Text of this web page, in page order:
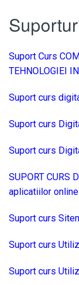
Suport Curs
TEHNOLOGIEI
Suport curs
Suport curs
Suport curs
SUPORT CURS
aplicatiilor
Suport curs
Suport curs
Suport curs